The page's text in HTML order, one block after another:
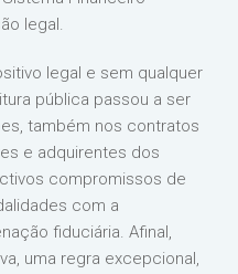
legal.
legal e sem qualquer
pública passou a ser
também nos contratos
e adquirentes dos
compromissos de
com a
fiduciária. Afinal,
uma regra excepcional,